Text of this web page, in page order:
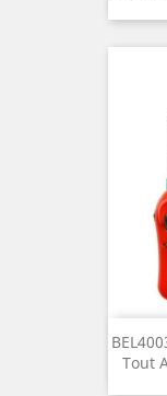
Tout